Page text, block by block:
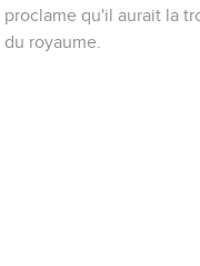
proclame qu'il aurait la
du royaume.